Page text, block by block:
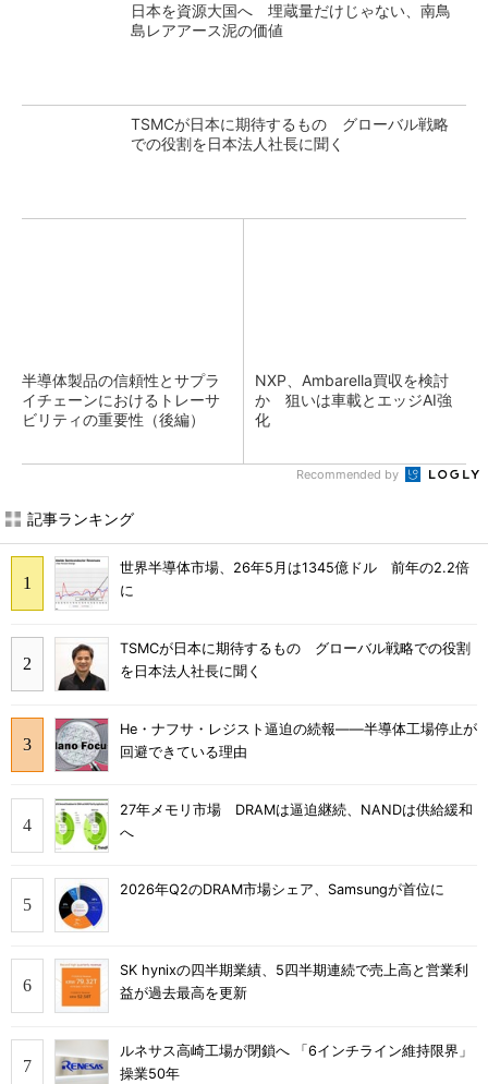
日本を資源大国へ 埋蔵量だけじゃない、南鳥
島レアアース泥の価値
TSMCが日本に期待するもの グローバル戦略
での役割を日本法人社長に聞く
半導体製品の信頼性とサプラ
イチェーンにおけるトレーサ
ビリティの重要性（後編）
NXP、Ambarella買収を検討
か 狙いは車載とエッジAI強
化
Recommended by
記事ランキング
世界半導体市場、26年5月は1345億ドル 前年の2.2倍
に
TSMCが日本に期待するもの グローバル戦略での役割
を日本法人社長に聞く
He・ナフサ・レジスト逼迫の続報――半導体工場停止が
回避できている理由
27年メモリ市場 DRAMは逼迫継続、NANDは供給緩和
へ
2026年Q2のDRAM市場シェア、Samsungが首位に
SK hynixの四半期業績、5四半期連続で売上高と営業利
益が過去最高を更新
ルネサス高崎工場が閉鎖へ 「6インチライン維持限界」
操業50年